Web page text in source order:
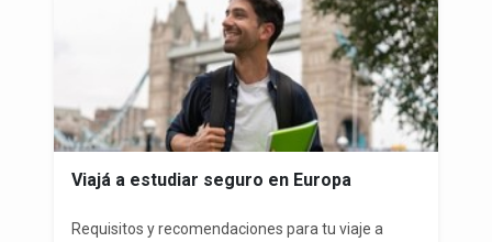
Viajá a estudiar seguro en Europa
Requisitos y recomendaciones para tu viaje a